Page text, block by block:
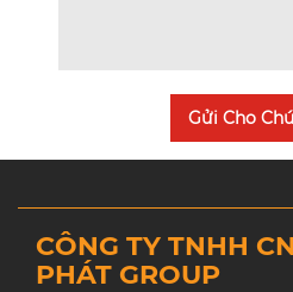
Gửi Cho
CÔNG TY TNHH
PHÁT GROUP